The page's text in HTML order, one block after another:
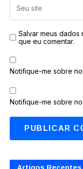
Salvar meus
que eu comentar.
Notifique-me sobre
Notifique-me sobre